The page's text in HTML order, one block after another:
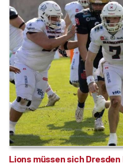
Lions müssen sich